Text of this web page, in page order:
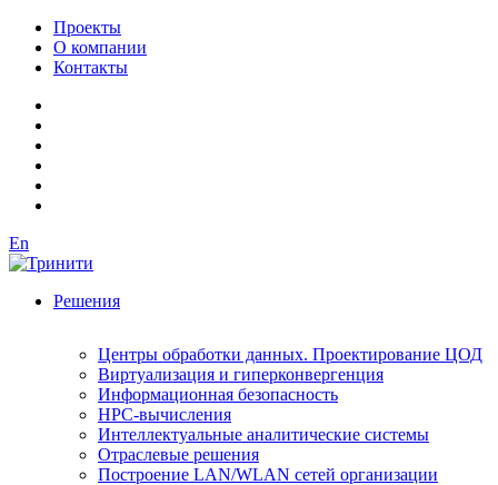
Проекты
О компании
Контакты
En
Решения
Центры обработки данных. Проектирование ЦОД
Виртуализация и гиперконвергенция
Информационная безопасность
HPC-вычисления
Интеллектуальные аналитические системы
Отраслевые решения
Построение LAN/WLAN сетей организации